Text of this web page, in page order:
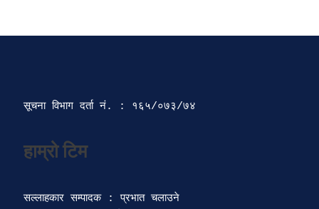
सूचना विभाग दर्ता‍ नं. : १६५/०७३/७४
हाम्रो टिम
सल्लाहकार सम्पादक : प्रभात चलाउने